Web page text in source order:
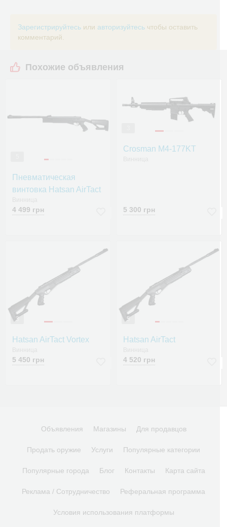
Зарегистрируйтесь или авторизуйтесь чтобы оставить
комментарий.
Похожие объявления
Пневматическая
винтовка Hatsan AirTact
4 499 грн
Crosman M4-177KT
5 300 грн
3
Hatsan AirTact Vortex
5 450 грн
5
Hatsan AirTact
4 520 грн
Объявления Магазины Для продавцов
Продать оружие Услуги Популярные категории
Популярные города Блог Контакты Карта сайта
Реклама / Сотрудничество Реферальная программа
Условия использования платформы